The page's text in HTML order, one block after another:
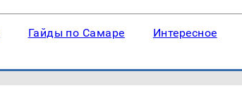
Гайды по Самаре Интересное